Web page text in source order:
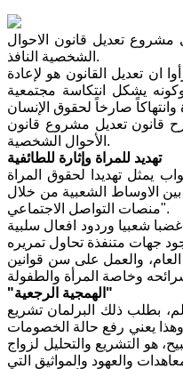
مشروع تعديل قانون الاحوال
الشخصية النافذ.
ان تعديل القانون هو لإعادة
يشكل انتكاسة مجتمعية
من حيث المبدأ بجلسته التي عقدت في (1 تشرين الثاني 2017) على مقترح قانون تعديل مشروع قانون
الأحوال الشخصية.
تهديد للمراة وإثارة للطائفية
يمثل تهديدا لحقوق المراة
بين الاوساط الشعبية من خلال
منصات التواصل الاجتماعي".
شعبيا وردود افعال سلبية
والعمل على سن قوانين
"الهمجية الرجعية"
بطلب ذلك البرلمان تشريع
للتفرقة بين المذاهب، وهذا يعني رفع حالة الخصومات
هو التشريع والتحليل لزواج
والعهود والمواثيق التي